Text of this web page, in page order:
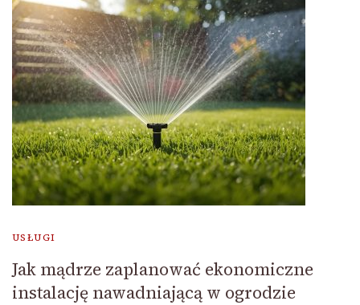
USŁUGI
Jak mądrze zaplanować ekonomiczne
instalację nawadniającą w ogrodzie